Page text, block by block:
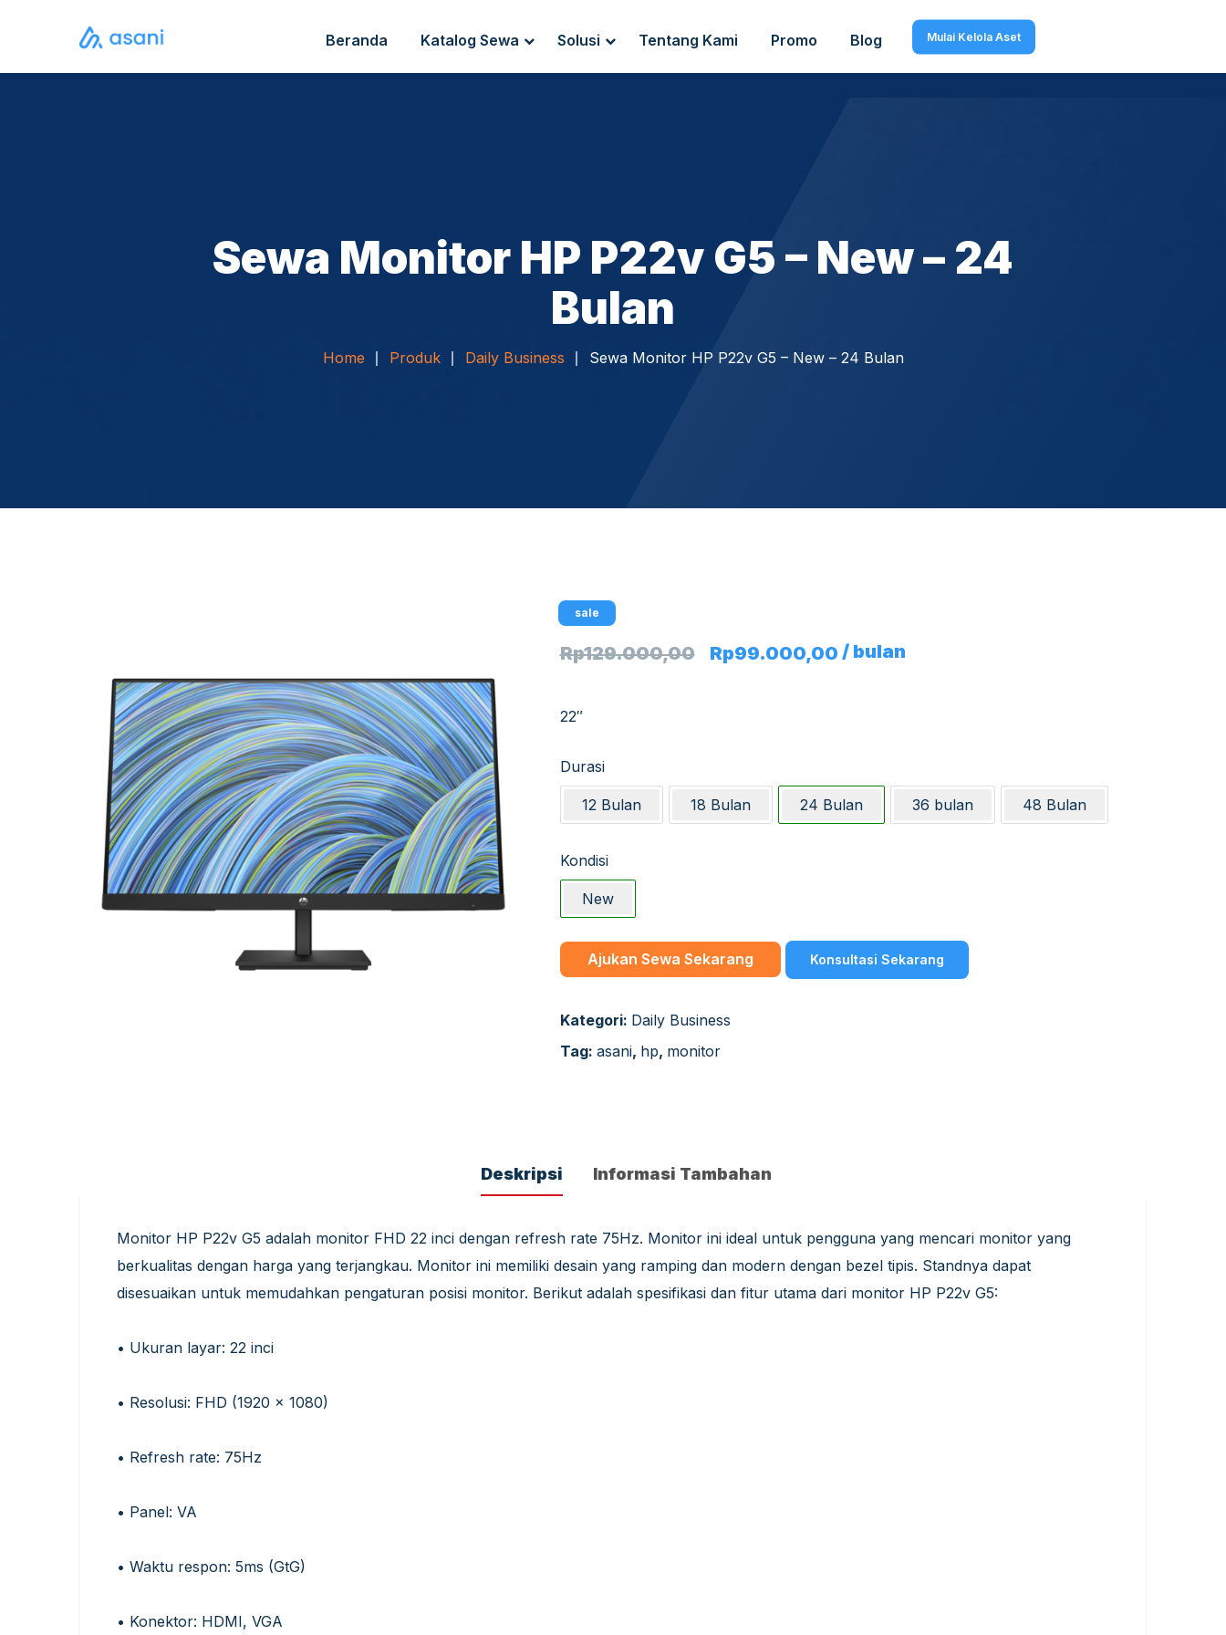
Beranda Katalog Sewa Solusi Tentang Kami Promo Blog Mulai Kelola Aset
Sewa Monitor HP P22v G5 – New – 24
Bulan
Home Produk Daily Business Sewa Monitor HP P22v G5 – New – 24 Bulan
sale
Rp129.000,00 Rp99.000,00 / bulan
22″
Durasi
12 Bulan 18 Bulan 24 Bulan 36 bulan 48 Bulan
Kondisi
New
Ajukan Sewa Sekarang Konsultasi Sekarang
Kategori: Daily Business
Tag: asani, hp, monitor
Deskripsi Informasi Tambahan
Monitor HP P22v G5 adalah monitor FHD 22 inci dengan refresh rate 75Hz. Monitor ini ideal untuk pengguna yang mencari monitor yang
berkualitas dengan harga yang terjangkau. Monitor ini memiliki desain yang ramping dan modern dengan bezel tipis. Standnya dapat
disesuaikan untuk memudahkan pengaturan posisi monitor. Berikut adalah spesifikasi dan fitur utama dari monitor HP P22v G5:
• Ukuran layar: 22 inci
• Resolusi: FHD (1920 x 1080)
• Refresh rate: 75Hz
• Panel: VA
• Waktu respon: 5ms (GtG)
• Konektor: HDMI, VGA